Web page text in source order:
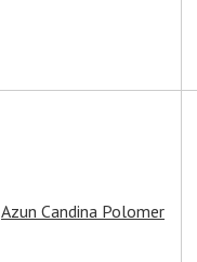
Azun Candina Polomer